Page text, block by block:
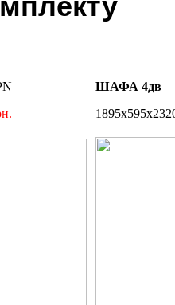
ШАФА 4дв